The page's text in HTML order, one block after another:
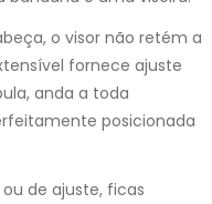
o visor não retém a
fornece ajuste
anda a toda
posicionada
de ajuste, ficas